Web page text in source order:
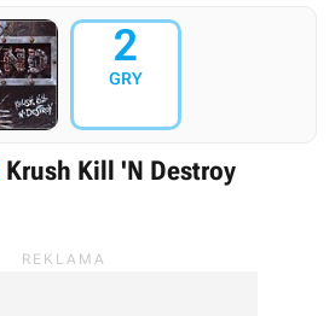
2
GRY
Krush Kill 'N Destroy